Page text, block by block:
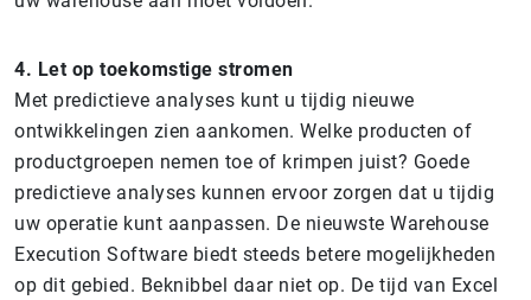
4. Let op toekomstige stromen
Met predictieve analyses kunt u tijdig nieuwe
ontwikkelingen zien aankomen. Welke producten of
productgroepen nemen toe of krimpen juist? Goede
predictieve analyses kunnen ervoor zorgen dat u tijdig
uw operatie kunt aanpassen. De nieuwste Warehouse
Execution Software biedt steeds betere mogelijkheden
op dit gebied. Beknibbel daar niet op. De tijd van Excel